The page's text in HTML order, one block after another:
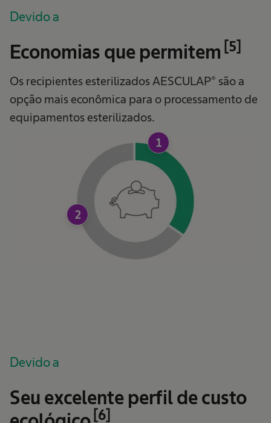
1
2
Devido a
Economias que permitem [5]
Os recipientes esterilizados AESCULAP® são a
opção mais econômica para o processamento de
equipamentos esterilizados.
Devido a
Seu excelente perfil de custo
[6]